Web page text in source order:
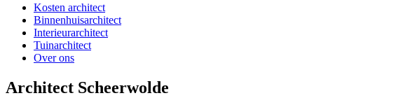
Kosten architect
Binnenhuisarchitect
Interieurarchitect
Tuinarchitect
Over ons
Architect Scheerwolde